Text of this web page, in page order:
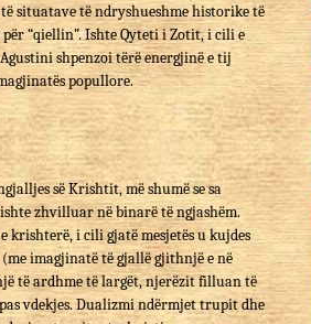
situatave të ndryshueshme historike të
“qiellin”. Ishte Qyteti i Zotit, i cili e
shpenzoi tërë energjinë e tij
popullore.
së Krishtit, më shumë se sa
zhvilluar në binarë të ngjashëm.
krishterë, i cili gjatë mesjetës u kujdes
imagjinatë të gjallë gjithnjë e në
të ardhme të largët, njerëzit filluan të
vdekjes. Dualizmi ndërmjet trupit dhe